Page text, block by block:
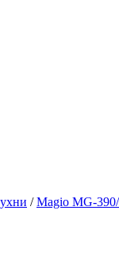
/Magio MG-